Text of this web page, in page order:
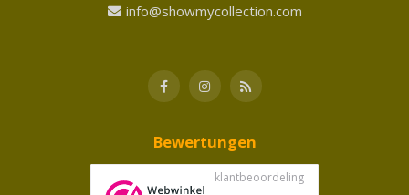
info@showmycollection.com
Bewertungen